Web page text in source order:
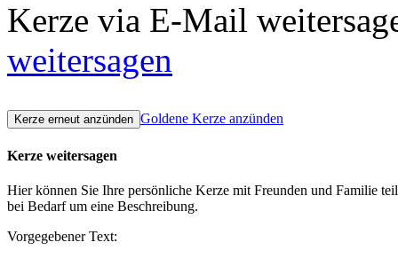
Kerze via E-Mail
weitersagen
Goldene Kerze anzünden
Kerze weitersagen
Hier können Sie Ihre persönliche Kerze mit Freunden und Familie
bei Bedarf um eine Beschreibung.
Vorgegebener Text: